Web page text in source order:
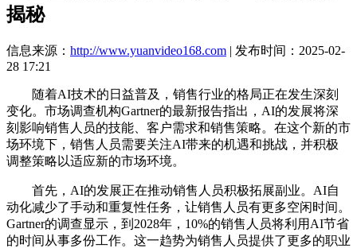
揭秘
信息来源： http://www.yuanvideo168.com | 发布时间：2025-02-
28 17:21
随着AI技术的日益普及，销售行业的格局正在发生深刻
变化。市场调查机构Gartner的最新报告指出，AI的发展将深
刻影响销售人员的技能、客户需求和销售策略。在这个新的市
场环境下，销售人员需要关注AI带来的机遇和挑战，并积极
调整策略以适应新的市场环境。
首先，AI的发展正在推动销售人员积极拓展副业。AI自
动化减少了手动和重复性任务，让销售人员有更多空闲时间。
Gartner的调查显示，到2028年，10%的销售人员将利用AI节省
的时间从事多份工作。这一趋势为销售人员提供了更多的职业